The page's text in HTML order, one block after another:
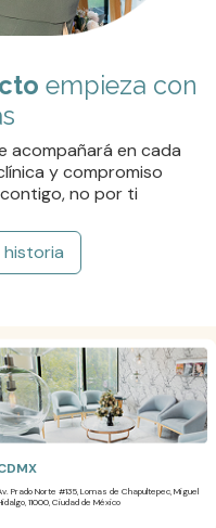
óptimo para la
Endometrial
empieza con
acompañará en cada
y compromiso
no por ti
historia
Prado Norte #135, Lomas de Chapultepec, Miguel
11000, Ciudad de México
un
más